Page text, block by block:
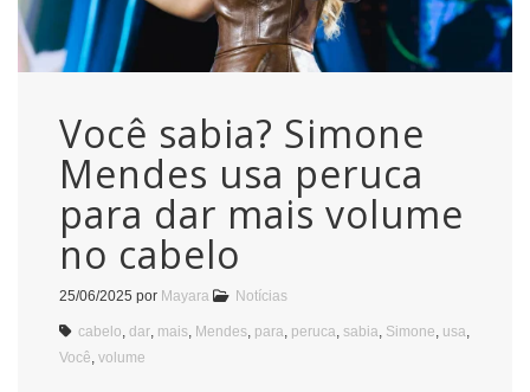
Você sabia? Simone
Mendes usa peruca
para dar mais volume
no cabelo
25/06/2025 por Mayara Notícias
cabelo dar mais Mendes para peruca sabia Simone usa
Você volume